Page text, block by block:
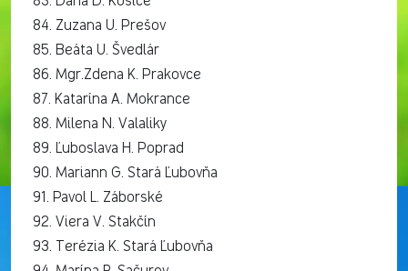
84. Zuzana U. Prešov
85. Beáta U. Švedlár
86. Mgr.Zdena K. Prakovce
87. Katarína A. Mokrance
88. Milena N. Valaliky
89. Ľuboslava H. Poprad
90. Mariann G. Stará Ľubovňa
91. Pavol L. Záborské
92. Viera V. Stakčín
93. Terézia K. Stará Ľubovňa